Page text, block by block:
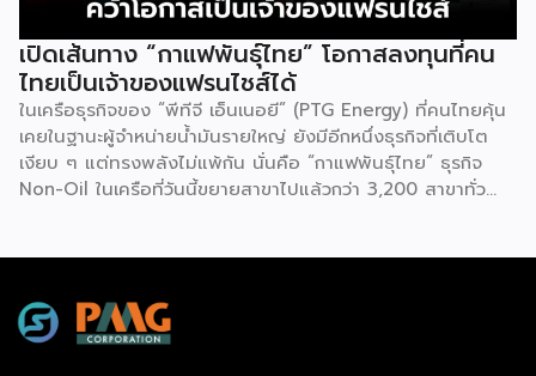
เปิดเส้นทาง “กาแฟพันธุ์ไทย” โอกาสลงทุนที่คน
ไทยเป็นเจ้าของแฟรนไชส์ได้
ในเครือธุรกิจของ “พีทีจี เอ็นเนอยี” (PTG Energy) ที่คนไทยคุ้น
เคยในฐานะผู้จำหน่ายน้ำมันรายใหญ่ ยังมีอีกหนึ่งธุรกิจที่เติบโต
เงียบ ๆ แต่ทรงพลังไม่แพ้กัน นั่นคือ “กาแฟพันธุ์ไทย” ธุรกิจ
Non-Oil ในเครือที่วันนี้ขยายสาขาไปแล้วกว่า 3,200 สาขาทั่ว
สาขา ตัวเลขนี้สะท้อนให้เห็นว่าโมเดลแฟรนไชส์ คือหนึ่งใน
เครื่องยนต์สำคัญที่ผลักดันการเติบโตของแบรนด์ อย่างไร